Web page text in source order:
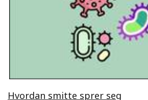
Hvordan smitte sprer seg